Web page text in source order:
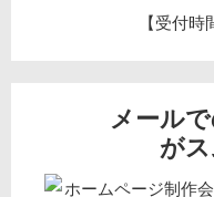
【受付
メール
が